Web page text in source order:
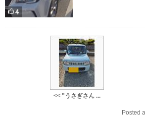
4
<< "うさぎさん ...
Posted